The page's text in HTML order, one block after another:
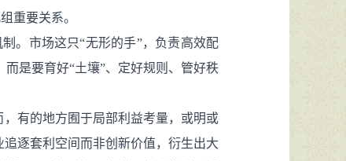
重要关系。
。市场这只“无形的手”，负责高效配
是要育好“土壤”、定好规则、管好秩
有的地方囿于局部利益考量，或明或
逐套利空间而非创新价值，衍生出大